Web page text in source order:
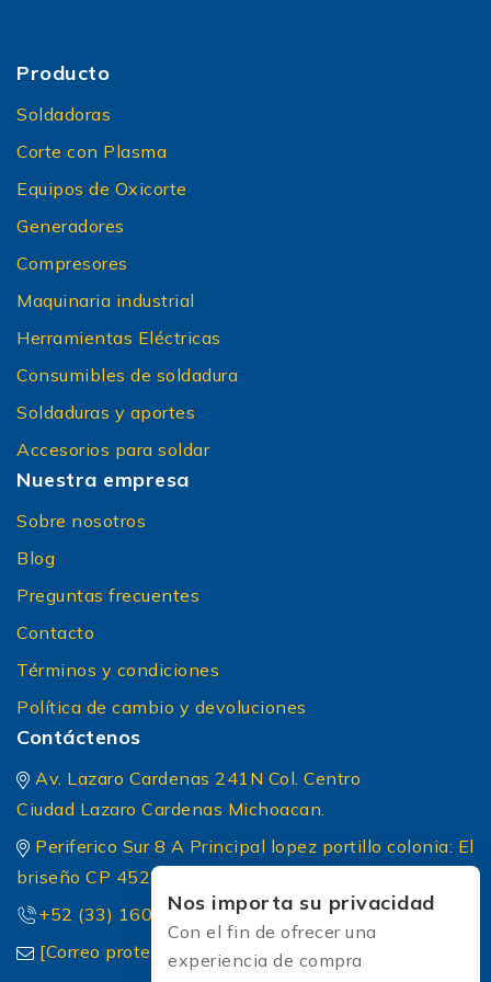
Producto
Soldadoras
Corte con Plasma
Equipos de Oxicorte
Generadores
Compresores
Maquinaria industrial
Herramientas Eléctricas
Consumibles de soldadura
Soldaduras y aportes
Accesorios para soldar
Nuestra empresa
Sobre nosotros
Blog
Preguntas frecuentes
Contacto
Términos y condiciones
Política de cambio y devoluciones
Contáctenos
Av. Lazaro Cardenas 241N Col. Centro
Ciudad Lazaro Cardenas Michoacan.
Periferico Sur 8 A Principal lopez portillo colonia: El
briseño CP 45236 Zapopan Jalisco
+52 (33) 1604 5032
[Correo protected]
Nos importa su privacidad
Con el fin de ofrecer una
experiencia de compra